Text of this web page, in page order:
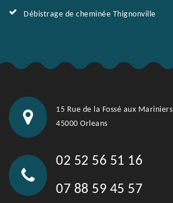
Débistrage de cheminée Thignonville
15 Rue de la Fossé aux Mariniers
45000 Orleans
02 52 56 51 16
07 88 59 45 57